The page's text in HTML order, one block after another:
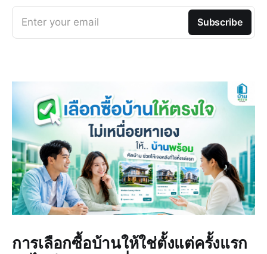
Enter your email Subscribe
การเลือกซื้อบ้านให้ใช่ตั้งแต่ครั้งแรก